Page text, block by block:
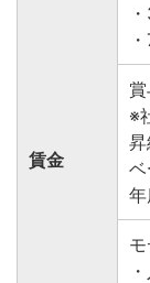
賃金
※
昇